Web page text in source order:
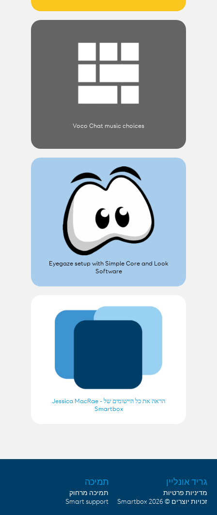
Voco Chat music choices
Eyegaze setup with Simple Core and Look
Software
הראה את כל היישומים של Jessica MacRae -
Smartbox
גריד אונליין
מדיניות פרטיות
זכויות יוצרים © 2026
Smartbox
תמיכה
תמיכה מרחוק
Smart support